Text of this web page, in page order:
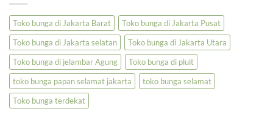
Toko bunga di Jakarta Barat
Toko bunga di Jakarta Pusat
Toko bunga di Jakarta selatan
Toko bunga di Jakarta Utara
Toko bunga di jelambar Agung
Toko bunga di pluit
toko bunga papan selamat jakarta
toko bunga selamat
Toko bunga terdekat